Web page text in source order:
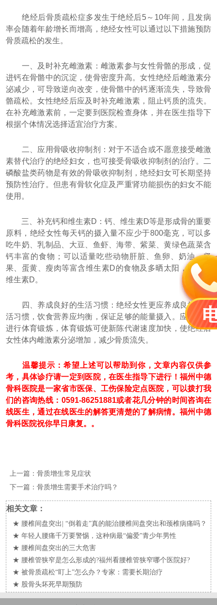
绝经后骨质疏松症多发生于绝经后5～10年间，且发病
率会随着年龄增长而增高，绝经女性可以通过以下措施预防
骨质疏松的发生。
一、及时补充雌激素：雌激素参与女性骨骼的形成，促
进钙在骨骼中的沉淀，使骨密度升高。女性绝经后雌激素分
泌减少，可导致逆向改变，使骨骼中的钙逐渐流失，导致骨
骼疏松。女性绝经后应及时补充雌激素，阻止钙质的流失。
在补充雌激素前，一定要到医院检查身体，并在医生指导下
根据个体情况选择适宜治疗方案。
二、应用骨吸收抑制剂：对于不适合或不愿意接受雌激
素替代治疗的绝经妇女，也可接受骨吸收抑制剂的治疗。二
磷酸盐类药物是有效的骨吸收抑制剂，绝经妇女可长期坚持
预防性治疗。但患有骨软化症及严重肾功能损伤的妇女不能
使用。
三、补充钙和维生素D：钙、维生素D等是形成骨的重要
原料，绝经女性每天钙的摄入量不应少于800毫克，可以多
吃牛奶、乳制品、大豆、鱼虾、海带、紫菜、黄绿色蔬菜含
钙丰富的食物；可以适量吃些动物肝脏、鱼卵、奶油、坚
果、蛋黄、瘦肉等富含维生素D的食物及多晒太阳，以补充
维生素D。
四、养成良好的生活习惯：绝经女性更应养成良好的生
活习惯，饮食营养应均衡，保证足够的能量摄入。应该经常
进行体育锻炼，体育锻炼可使新陈代谢速度加快，使绝经后
女性体内雌激素分泌增加，减少骨质流失。
温馨提示：希望上述可以帮助到你，文章内容仅供参
考，具体诊疗请一定到医院，在医生指导下进行！福州中德
骨科医院是一家省市医保、工伤保险定点医院，可以拨打我
们的咨询热线：0591-86251881或者花几分钟的时间咨询在
线医生，通过在线医生的解答更清楚的了解病情。福州中德
骨科医院祝你早日康复。。
上一篇：骨质增生常见症状
下一篇：骨质增生需要手术治疗吗？
相关文章：
★ 腰椎间盘突出| “倒着走”真的能治腰椎间盘突出和颈椎病痛吗？
★年轻人腰痛千万要警惕，这种病最“偏爱”青少年男性
★ 腰椎间盘突出的三大危害
★ 腰椎管狭窄是怎么形成的?福州看腰椎管狭窄哪个医院好?
★被骨质疏松“盯上”怎么办？专家：需要长期治疗
★ 股骨头坏死早期预防